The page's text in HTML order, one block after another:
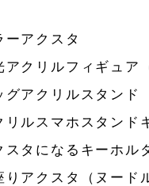
ーアクスタ
アクリルフィギュア
グアクリルスタンド
リルスマホスタンド
スタになるキーホル
りアクスタ（ヌード